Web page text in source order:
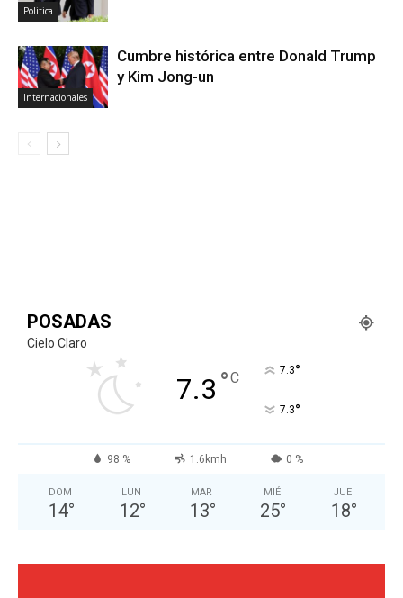
Politica
Internacionales
Cumbre histórica entre Donald Trump
y Kim Jong-un
POSADAS
Cielo Claro
7.3 °C 7.3°
7.3°
98 % 1.6kmh 0 %
DOM
14°
LUN
12°
MAR
13°
MIÉ
25°
JUE
18°